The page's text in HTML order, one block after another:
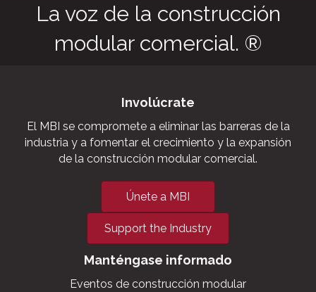
La voz de la construcción
modular comercial. ®
Involúcrate
El MBI se compromete a eliminar las barreras de la
industria y a fomentar el crecimiento y la expansión
de la construcción modular comercial.
Únete a MBI
Support the Industry
Manténgase informado
Eventos de construcción modular